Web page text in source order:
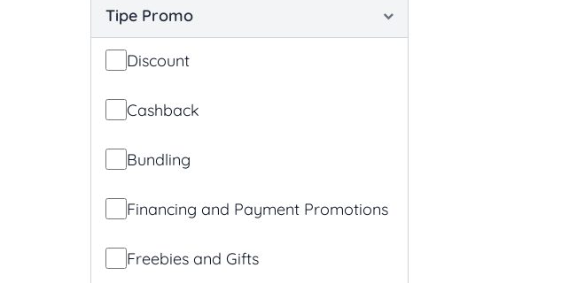
Tipe Promo
Discount
Cashback
Bundling
Financing and Payment Promotions
Freebies and Gifts